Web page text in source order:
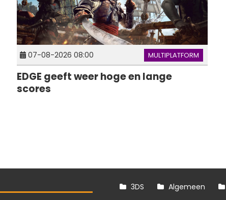
07-08-2026 08:00 MULTIPLATFORM
EDGE geeft weer hoge en lange
scores
3DS Algemeen